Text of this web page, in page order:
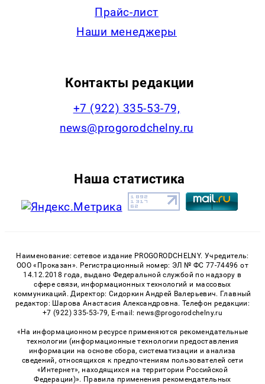
Прайс-лист
Наши менеджеры
Контакты редакции
+7 (922) 335-53-79,
news@progorodchelny.ru
Наша статистика
Наименование: сетевое издание PROGORODCHELNY. Учредитель:
ООО «Проказан». Регистрационный номер: ЭЛ № ФС 77-74496 от
14.12.2018 года, выдано Федеральной службой по надзору в
сфере связи, информационных технологий и массовых
коммуникаций. Директор: Сидоркин Андрей Валерьевич. Главный
редактор: Шарова Анастасия Александровна. Телефон редакции:
+7 (922) 335-53-79, E-mail: news@progorodchelny.ru
«На информационном ресурсе применяются рекомендательные
технологии (информационные технологии предоставления
информации на основе сбора, систематизации и анализа
сведений, относящихся к предпочтениям пользователей сети
«Интернет», находящихся на территории Российской
Федерации)». Правила применения рекомендательных